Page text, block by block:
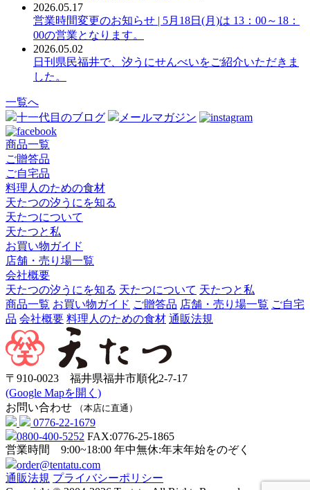
2026.05.17
営業時間変更のお知らせ | 5月18日(月)は 13：00～18：
00の営業となります。
2026.05.02
日刊県民福井で、汐うにせんべいをご紹介いただきま
した。
一覧へ
十一代目のブログ
メールマガジン
商品一覧
ご贈答品
ご自宅品
料理人のための食材
天たつの汐うにを知る
天たつについて
天たつと私
お買い物ガイド
店舗・売り場一覧
会社概要
天たつの汐うにを知る 天たつについて 天たつと私
商品一覧 お買い物ガイド ご贈答品 店舗・売り場一覧 ご自宅
品 会社概要 料理人のための食材 通販法規
〒910-0023 福井県福井市順化2-7-17
(Google Mapを開く)
お問い合わせ
（本店に直通）
0776-22-1679
0800-400-5252 FAX:0776-25-1865
営業時間 9:00~18:00 年中無休:年末年始をのぞく
order@tentatu.com
通販法規 プライバシーポリシー